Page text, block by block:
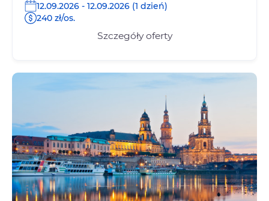
12.09.2026 - 12.09.2026 (1 dzień)
240 zł/os.
Szczegóły oferty